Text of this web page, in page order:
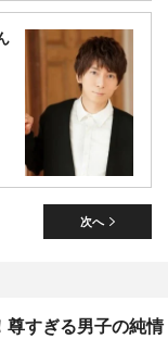
次へ
尊すぎる男子の純情